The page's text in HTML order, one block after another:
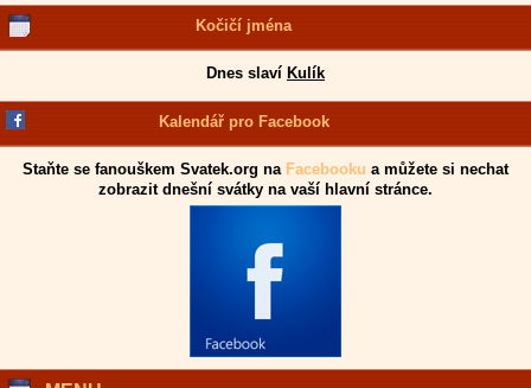
Kočičí jména
Dnes slaví Kulík
Kalendář pro Facebook
Staňte se fanouškem Svatek.org na Facebooku a můžete si nechat
zobrazit dnešní svátky na vaší hlavní stránce.